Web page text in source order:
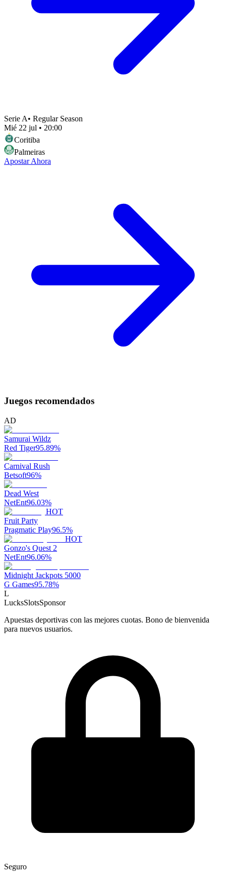
Serie A• Regular Season
Mié 22 jul • 20:00
Coritiba
Palmeiras
Apostar Ahora
Juegos recomendados
AD
Samurai Wildz
Red Tiger95.89%
Carnival Rush
Betsoft96%
Dead West
NetEnt96.03%
HOT
Fruit Party
Pragmatic Play96.5%
HOT
Gonzo's Quest 2
NetEnt96.06%
Midnight Jackpots 5000
G Games95.78%
L
LucksSlotsSponsor
Apuestas deportivas con las mejores cuotas. Bono de bienvenida
para nuevos usuarios.
Seguro